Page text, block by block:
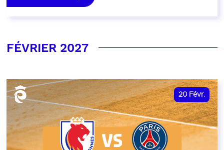
FÉVRIER 2027
20 Févr.